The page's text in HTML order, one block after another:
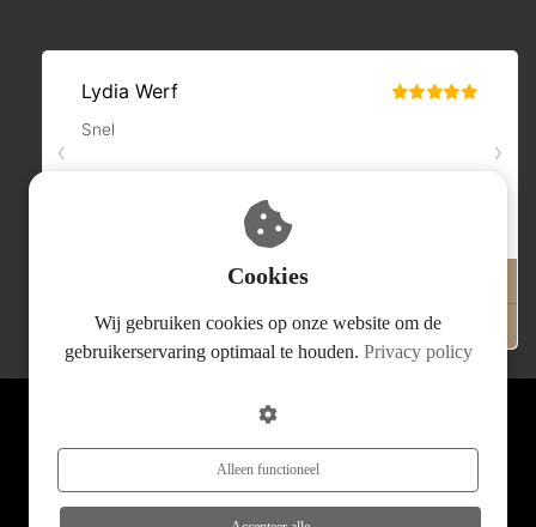
© Hillary'sHome 2026
Algemene voorwaarden
Verzenden en retourneren
Privacyverklaring
Cookies
Wij gebruiken cookies op onze website om de
gebruikerservaring optimaal te houden. Privacy policy
Alleen functioneel